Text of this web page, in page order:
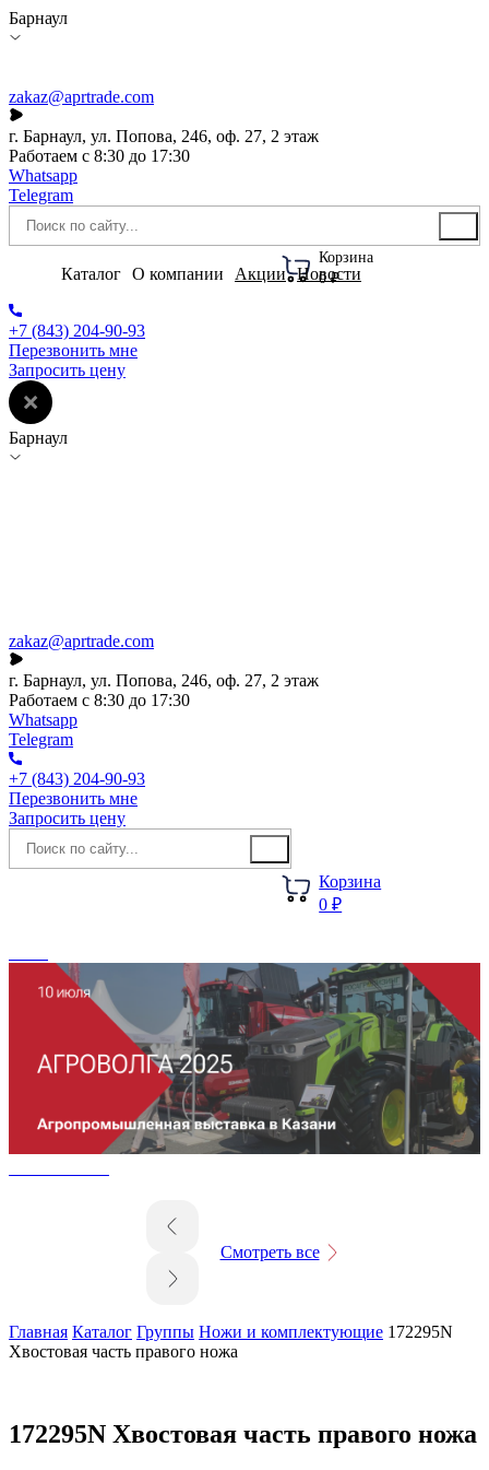
Барнаул
zakaz@aprtrade.com
г. Барнаул, ул. Попова, 246, оф. 27, 2 этаж
Работаем с 8:30 до 17:30
Whatsapp
Telegram
Корзина
0 ₽
Каталог О компании Акции Новости
+7 (843) 204-90-93
Перезвонить мне
Запросить цену
Барнаул
zakaz@aprtrade.com
г. Барнаул, ул. Попова, 246, оф. 27, 2 этаж
Работаем с 8:30 до 17:30
Whatsapp
Telegram
+7 (843) 204-90-93
Перезвонить мне
Запросить цену
Корзина
0 ₽
Смотреть все
Главная Каталог Группы Ножи и комплектующие 172295N
Хвостовая часть правого ножа
172295N Хвостовая часть правого ножа